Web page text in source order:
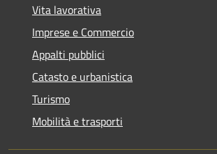
Vita lavorativa
Imprese e Commercio
Appalti pubblici
Catasto e urbanistica
Turismo
Mobilità e trasporti